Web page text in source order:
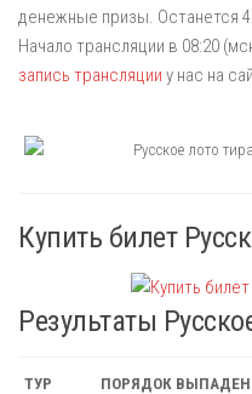
денежные призы. Останется 4
Начало трансляции в 08:20
запись трансляции у нас на
Купить билет
Результаты
ТУР
ПОРЯДОК